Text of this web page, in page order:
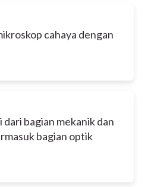
cahaya dengan
bagian mekanik dan
bagian optik